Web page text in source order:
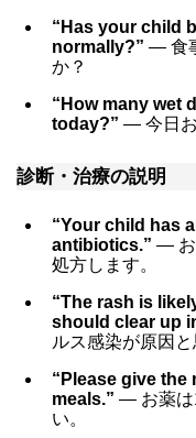
“Has your child
normally?” ― 食
か？
“How many wet
today?” ― 今日お
診断・治療の説明
“Your child has
antibiotics.” ― お
処方します。
“The rash is
should clear up
ルス感染が原因
“Please give the
meals.” ― お薬は
い。